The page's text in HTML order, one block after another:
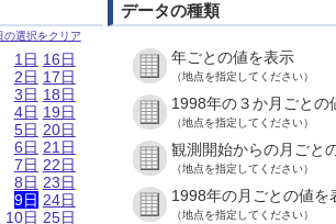
の選択をクリア
1日
2日
3日
4日
5日
6日
7日
8日
9日
10日
16日
17日
18日
19日
20日
21日
22日
23日
24日
25日
データの種類
年ごとの値を表示
（地点を指定してください）
1998年の３か月ごとの
（地点を指定してください）
観測開始からの月ごと
（地点を指定してください）
1998年の月ごとの値を
（地点を指定してください）